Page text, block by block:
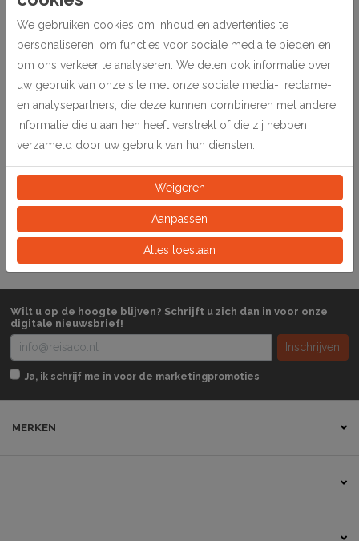
Een zachte pasta voor het opvullen van openstaande verstekken en
het bijwerken van kleine beschadigingen en plekjes. Op waterbasis,
dus makkelijk in gebruik en makkelijk schoon te maken. In tubes van
50 ml.
1 stuk.
Specificaties
Eeinheid
Wilt u op de hoogte blijven? Schrijft u zich dan in voor onze
digitale nieuwsbrief!
Inschrijven
Ja, ik schrijf me in voor de marketingpromoties
MERKEN
We gebruiken cookies om inhoud en advertenties te
personaliseren, om functies voor sociale media te bieden en
om ons verkeer te analyseren. We delen ook informatie over
uw gebruik van onze site met onze sociale media-, reclame-
en analysepartners, die deze kunnen combineren met andere
informatie die u aan hen heeft verstrekt of die zij hebben
verzameld door uw gebruik van hun diensten.
Weigeren
Aanpassen
Alles toestaan